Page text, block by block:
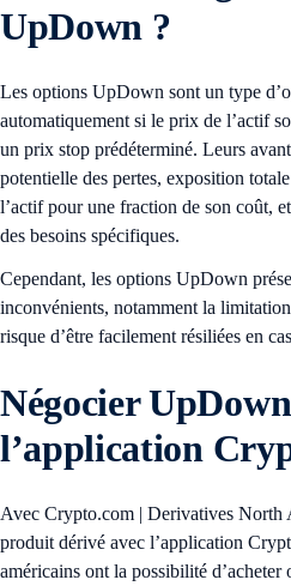
UpDown ?
Les options UpDown sont un type
automatiquement si le prix de l’actif
un prix stop prédéterminé. Leurs
potentielle des pertes, exposition
l’actif pour une fraction de son coût,
des besoins spécifiques.
Cependant, les options UpDown
inconvénients, notamment la
risque d’être facilement résiliées en
Négocier UpDown
l’application
Avec Crypto.com | Derivatives North
produit dérivé avec l’application
américains ont la possibilité d’acheter